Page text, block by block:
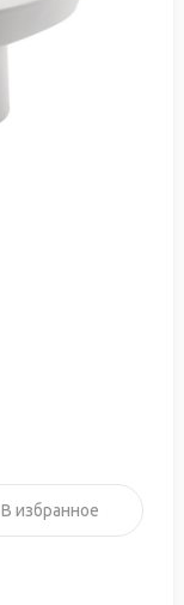
В избранное